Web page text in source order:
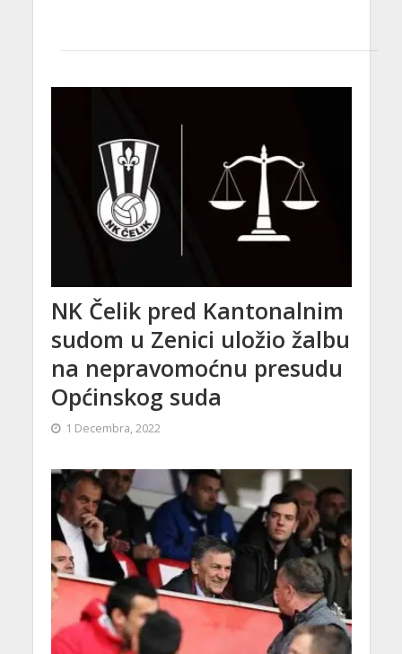
NK Čelik pred Kantonalnim
sudom u Zenici uložio žalbu
na nepravomoćnu presudu
Općinskog suda
1 Decembra, 2022